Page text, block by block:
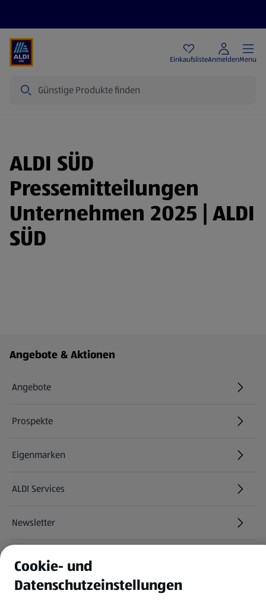
EinkaufslisteAnmeldenMenu
ALDI SÜD
Pressemitteilungen
Unternehmen 2025 | ALDI
SÜD
Fußzeilenmenü - weitere Links
Angebote & Aktionen
Angebote
Prospekte
Eigenmarken
ALDI Services
Newsletter
WhatsApp
Über ALDI SÜD
Cookie- und
Datenschutzeinstellungen